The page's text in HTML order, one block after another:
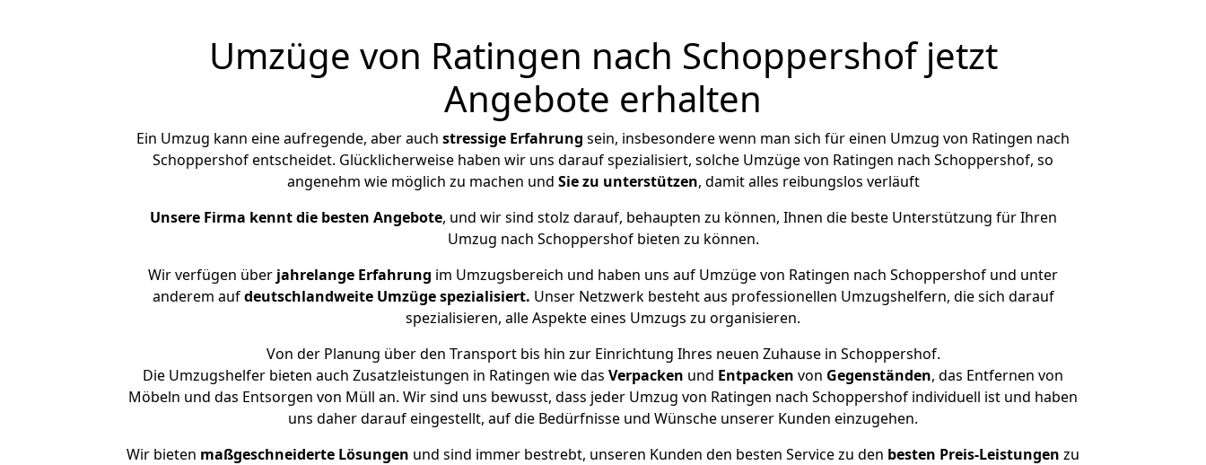
Umzüge von Ratingen nach Schoppershof jetzt
Angebote erhalten
Ein Umzug kann eine aufregende, aber auch stressige Erfahrung sein, insbesondere wenn man sich für einen Umzug von Ratingen nach
Schoppershof entscheidet. Glücklicherweise haben wir uns darauf spezialisiert, solche Umzüge von Ratingen nach Schoppershof, so
angenehm wie möglich zu machen und Sie zu unterstützen, damit alles reibungslos verläuft
Unsere Firma kennt die besten Angebote, und wir sind stolz darauf, behaupten zu können, Ihnen die beste Unterstützung für Ihren
Umzug nach Schoppershof bieten zu können.
Wir verfügen über jahrelange Erfahrung im Umzugsbereich und haben uns auf Umzüge von Ratingen nach Schoppershof und unter
anderem aufdeutschlandweite Umzüge spezialisiert. Unser Netzwerk besteht aus professionellen Umzugshelfern, die sich darauf
spezialisieren, alle Aspekte eines Umzugs zu organisieren.
Von der Planung über den Transport bis hin zur Einrichtung Ihres neuen Zuhause in Schoppershof.
Die Umzugshelfer bieten auch Zusatzleistungen in Ratingen wie das Verpacken und Entpacken von Gegenständen, das Entfernen von
Möbeln und das Entsorgen von Müll an. Wir sind uns bewusst, dass jeder Umzug von Ratingen nach Schoppershof individuell ist und haben
uns daher darauf eingestellt, auf die Bedürfnisse und Wünsche unserer Kunden einzugehen.
Wir bieten maßgeschneiderte Lösungen und sind immer bestrebt, unseren Kunden den besten Service zu den besten Preis-Leistungen zu